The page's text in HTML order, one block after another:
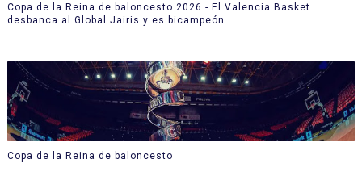
Copa de la Reina de baloncesto 2026 - El Valencia Basket
desbanca al Global Jairis y es bicampeón
Copa de la Reina de baloncesto